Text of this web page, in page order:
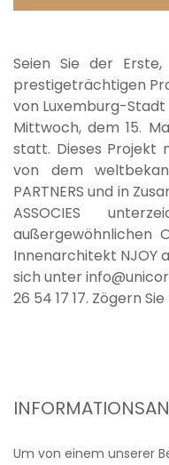
Seien Sie der
prestigeträchtigen
von Luxemburg-
Mittwoch, dem 15.
statt. Dieses Projekt
von dem
PARTNERS und in
ASSOCIES
außergewöhnlichen
Innenarchitekt NJOY
sich unter
26 54 17 17. Zögern
Um von einem unserer